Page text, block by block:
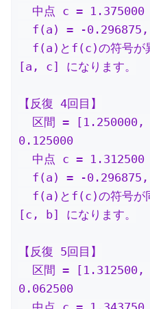
[a, c] になります。
【反復 4回目】
0.125000
[c, b] になります。
【反復 5回目】
0.062500